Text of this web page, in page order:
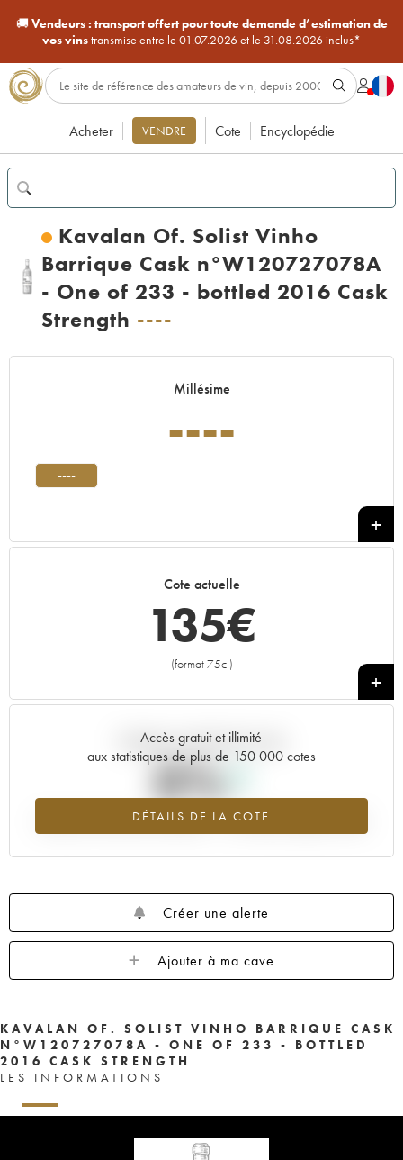
🚚Vendeurs : transport offert pour toute demande d’estimation de
vos vinstransmise entre le 01.07.2026 et le 31.08.2026 inclus*
Acheter VENDRE Cote Encyclopédie
Kavalan Of. Solist Vinho
Barrique Cask n°W120727078A
- One of 233 - bottled 2016 Cask
Strength ----
Millésime
----
----
Cote actuelle
135€
(format 75cl)
+
Accès gratuit et illimité
aux statistiques de plus de 150 000 cotes
DÉTAILS DE LA COTE
Tendance actuelle de la cote
0%
Tendance à la hausse du millésime ---- en 2026 par rapport à 2025
Créer une alerte
Ajouter à ma cave
KAVALAN OF. SOLIST VINHO BARRIQUE CASK
N°W120727078A - ONE OF 233 - BOTTLED
2016 CASK STRENGTH
LES INFORMATIONS